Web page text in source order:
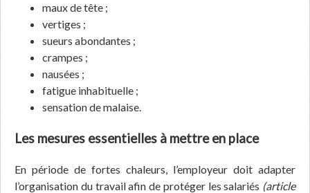
maux de tête ;
vertiges ;
sueurs abondantes ;
crampes ;
nausées ;
fatigue inhabituelle ;
sensation de malaise.
Les mesures essentielles à mettre en place
En période de fortes chaleurs, l’employeur doit adapter
l’organisation du travail afin de protéger les salariés (article